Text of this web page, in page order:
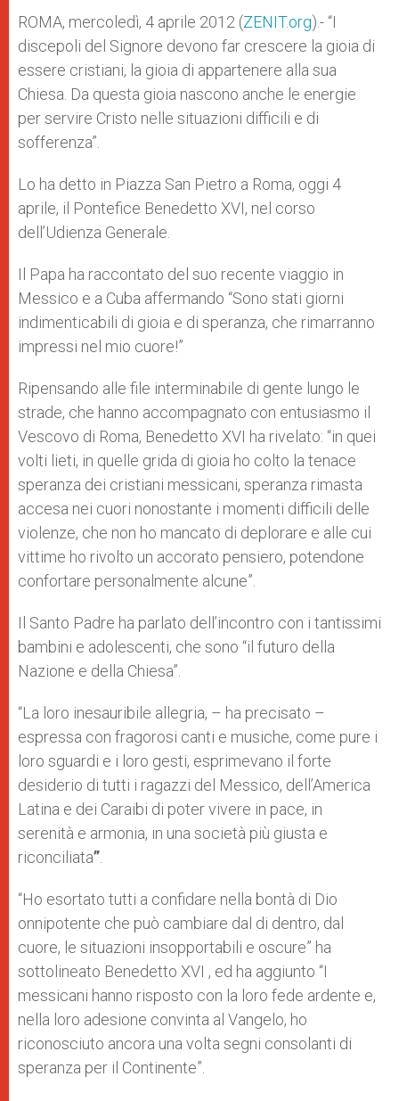
ROMA, mercoledì, 4 aprile 2012 (ZENIT.org).- “I
discepoli del Signore devono far crescere la gioia di
essere cristiani, la gioia di appartenere alla sua
Chiesa. Da questa gioia nascono anche le energie
per servire Cristo nelle situazioni difficili e di
sofferenza”.
Lo ha detto in Piazza San Pietro a Roma, oggi 4
aprile, il Pontefice Benedetto XVI, nel corso
dell’Udienza Generale.
Il Papa ha raccontato del suo recente viaggio in
Messico e a Cuba affermando “Sono stati giorni
indimenticabili di gioia e di speranza, che rimarranno
impressi nel mio cuore!”
Ripensando alle file interminabile di gente lungo le
strade, che hanno accompagnato con entusiasmo il
Vescovo di Roma, Benedetto XVI ha rivelato: “in quei
volti lieti, in quelle grida di gioia ho colto la tenace
speranza dei cristiani messicani, speranza rimasta
accesa nei cuori nonostante i momenti difficili delle
violenze, che non ho mancato di deplorare e alle cui
vittime ho rivolto un accorato pensiero, potendone
confortare personalmente alcune”.
Il Santo Padre ha parlato dell’incontro con i tantissimi
bambini e adolescenti, che sono “il futuro della
Nazione e della Chiesa”.
“La loro inesauribile allegria, – ha precisato –
espressa con fragorosi canti e musiche, come pure i
loro sguardi e i loro gesti, esprimevano il forte
desiderio di tutti i ragazzi del Messico, dell’America
Latina e dei Caraibi di poter vivere in pace, in
serenità e armonia, in una società più giusta e
riconciliata”
“Ho esortato tutti a confidare nella bontà di Dio
onnipotente che può cambiare dal di dentro, dal
cuore, le situazioni insopportabili e oscure” ha
sottolineato Benedetto XVI , ed ha aggiunto “I
messicani hanno risposto con la loro fede ardente e,
nella loro adesione convinta al Vangelo, ho
riconosciuto ancora una volta segni consolanti di
speranza per il Continente”.